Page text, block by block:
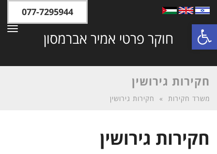
פתח סרגל נגישות
077-7295944
חוקר פרטי אמיר אברמסון
חקירות גירושין
משרד חקירות » חקירות גירושין
חקירות גירושין